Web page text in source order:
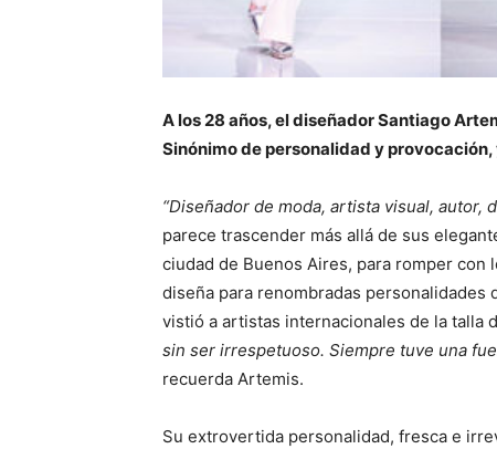
A los 28 años, el diseñador Santiago
Sinónimo de personalidad y
“Diseñador de moda, artista visual, autor,
parece trascender más allá de sus
ciudad de Buenos Aires, para romper
diseña para renombradas
vistió a artistas internacionales de la talla
sin ser irrespetuoso. Siempre tuve una
recuerda Artemis.
Su extrovertida personalidad, fresca e